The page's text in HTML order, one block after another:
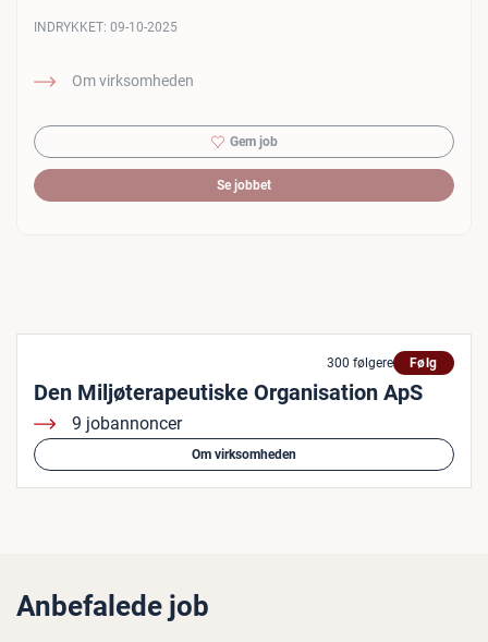
Om virksomheden
INDRYKKET: 09-10-2025
Gem job
Se jobbet
300 følgere Følg
Den Miljøterapeutiske Organisation ApS
9 jobannoncer
Om virksomheden
Anbefalede job